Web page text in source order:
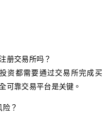
册交易所吗？
资都需要通过交易所完成买
靠交易平台是关键。
？